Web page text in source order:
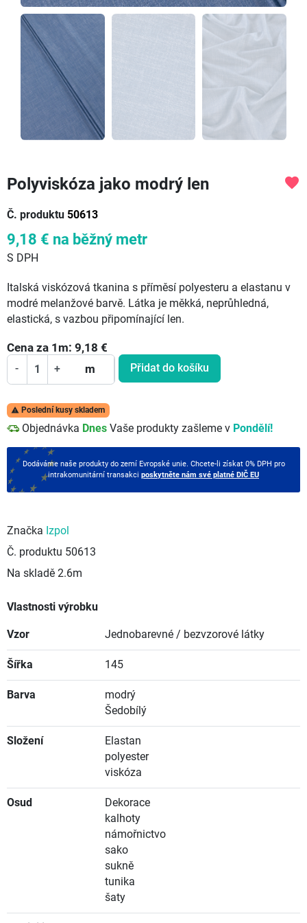
Polyviskóza jako modrý len
Č. produktu 50613
favorite
9,18 € na běžný metr
S DPH
Italská viskózová tkanina s příměsí polyesteru a elastanu v
modré melanžové barvě. Látka je měkká, neprůhledná,
elastická, s vazbou připomínající len.
Cena za 1 m: 9,18 €
- + m Přidat do košíku
 Poslední kusy skladem
Objednávka Dnes Vaše produkty zašleme v Pondělí!
Dodáváme naše produkty do zemí Evropské unie. Chcete-li získat 0% DPH pro
intrakomunitární transakci poskytněte nám své platné DIČ EU
Značka Izpol
Č. produktu 50613
Na skladě 2.6m
Vlastnosti výrobku
Vzor Jednobarevné / bezvzorové látky
Šířka 145
Barva
modrý
Šedobílý
Složení
Elastan
polyester
viskóza
Osud
Dekorace
kalhoty
námořnictvo
sako
sukně
tunika
šaty